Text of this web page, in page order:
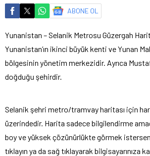
ABONE OL
Yunanistan – Selanik Metrosu Güzergah
Yunanistan’ın ikinci büyük kenti ve Yunan
bölgesinin yönetim merkezidir. Ayrıca
doğduğu şehirdir.
Selanik şehri metro/tramvay haritası için
üzerindedir. Harita sadece bilgilendirme
boy ve yüksek çözünürlükte görmek
tıklayın ya da sağ tıklayarak bilgisayarınıza